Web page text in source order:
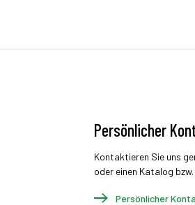
Persönlicher
Kontaktieren Sie uns
oder einen Katalog
Persönlicher